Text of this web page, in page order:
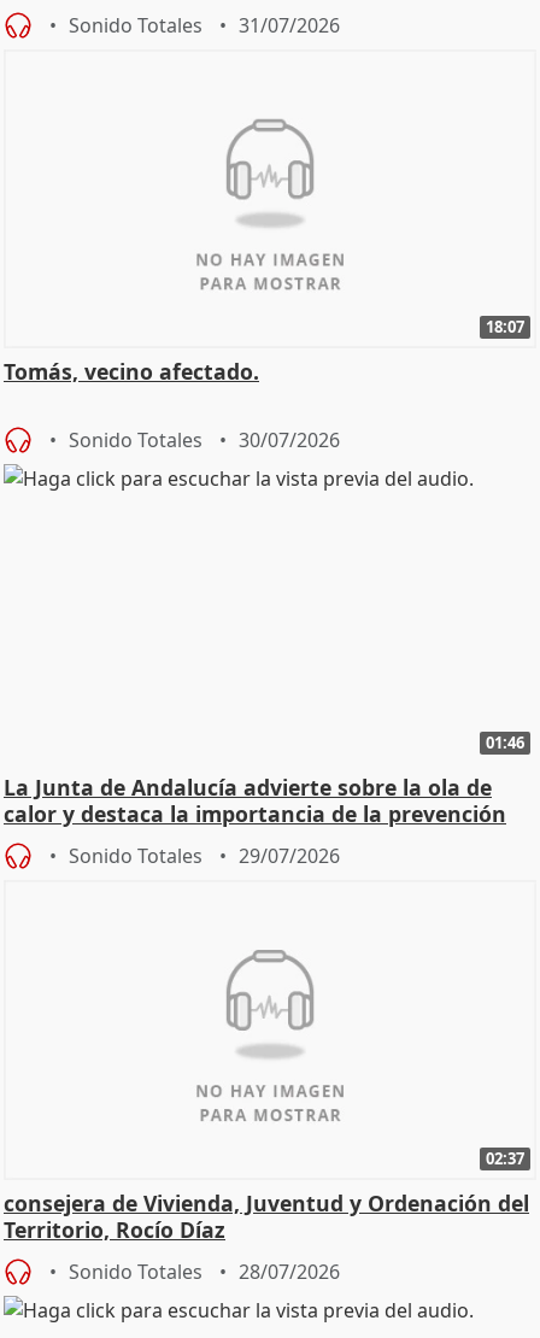
Sonido Totales 31/07/2026
18:07
Tomás, vecino afectado.
Sonido Totales 30/07/2026
01:46
La Junta de Andalucía advierte sobre la ola de
calor y destaca la importancia de la prevención
Sonido Totales 29/07/2026
02:37
consejera de Vivienda, Juventud y Ordenación del
Territorio, Rocío Díaz
Sonido Totales 28/07/2026